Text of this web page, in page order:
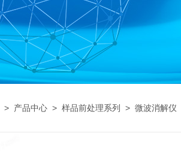
> 产品中心 > 样品前处理系列 > 微波消解仪